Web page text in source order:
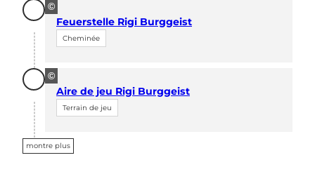
©
Feuerstelle Rigi Burggeist
Cheminée
©
Aire de jeu Rigi Burggeist
Terrain de jeu
montre plus